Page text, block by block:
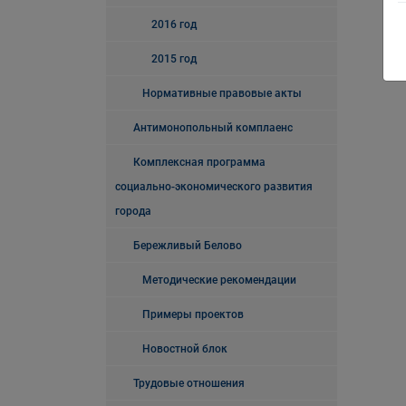
2016 год
2015 год
Нормативные правовые акты
Антимонопольный комплаенс
Комплексная программа
социально-экономического развития
города
Бережливый Белово
Методические рекомендации
Примеры проектов
Новостной блок
Трудовые отношения